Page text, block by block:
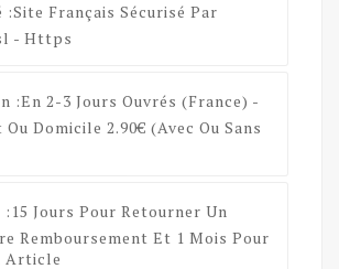
:Site Français Sécurisé Par
- Https
:En 2-3 Jours Ouvrés (France) -
Domicile 2.90€ (avec Ou Sans
: 15 Jours Pour Retourner Un
Remboursement Et 1 Mois Pour
Article